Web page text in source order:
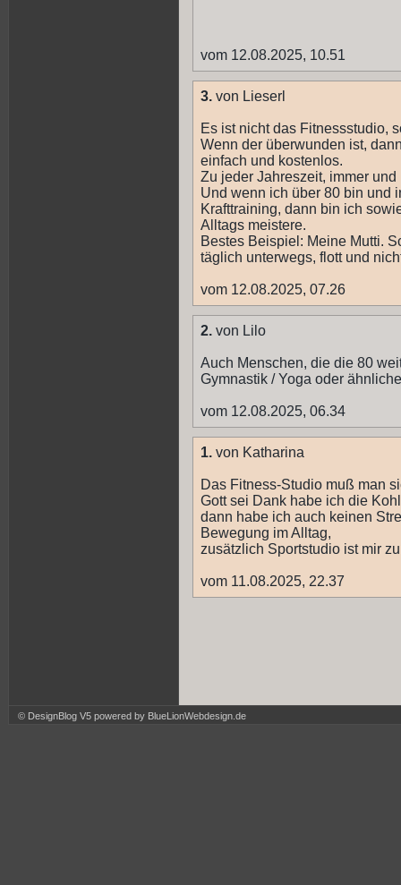
vom 12.08.2025, 10.51
3. von Lieserl
Es ist nicht das Fitnessstudio,
Wenn der überwunden ist,
einfach und kostenlos.
Zu jeder Jahreszeit, immer und
Und wenn ich über 80 bin und
Krafttraining, dann bin ich
Alltags meistere.
Bestes Beispiel: Meine Mutti.
täglich unterwegs, flott und
vom 12.08.2025, 07.26
2. von Lilo
Auch Menschen, die die 80
Gymnastik / Yoga oder
vom 12.08.2025, 06.34
1. von Katharina
Das Fitness-Studio muß man
Gott sei Dank habe ich die
dann habe ich auch keinen
Bewegung im Alltag,
zusätzlich Sportstudio ist mir
vom 11.08.2025, 22.37
© DesignBlog V5 powered by BlueLionWebdesign.de